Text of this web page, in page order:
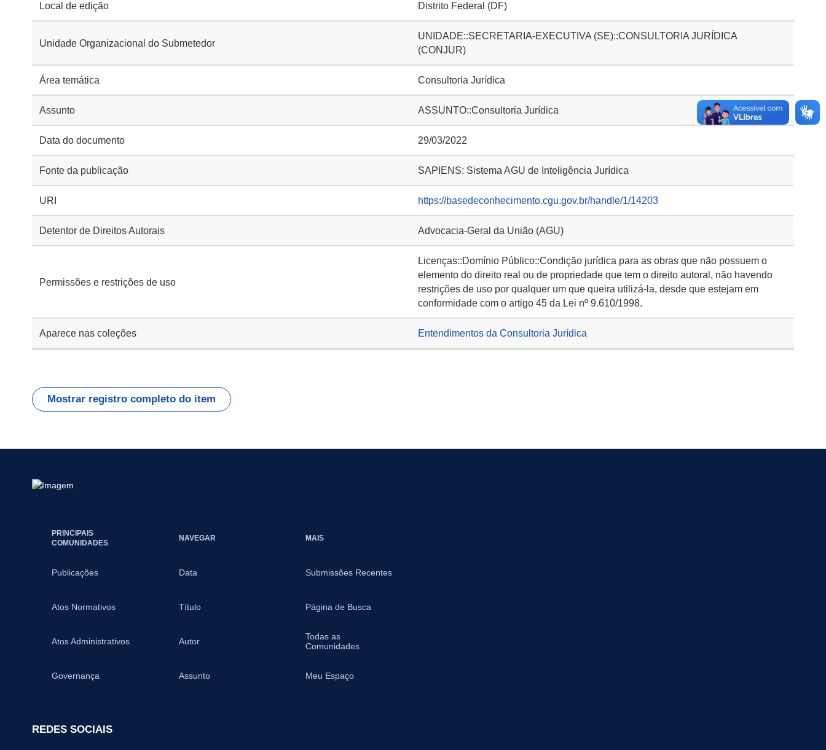
Local de edição Distrito Federal (DF)
Unidade Organizacional do Submetedor
UNIDADE::SECRETARIA-EXECUTIVA (SE)::CONSULTORIA JURÍDICA
(CONJUR)
Área temática Consultoria Jurídica
Assunto ASSUNTO::Consultoria Jurídica
Data do documento 29/03/2022
Fonte da publicação SAPIENS: Sistema AGU de Inteligência Jurídica
URI https://basedeconhecimento.cgu.gov.br/handle/1/14203
Detentor de Direitos Autorais Advocacia-Geral da União (AGU)
Permissões e restrições de uso
Licenças::Domínio Público::Condição jurídica para as obras que não possuem o
elemento do direito real ou de propriedade que tem o direito autoral, não havendo
restrições de uso por qualquer um que queira utilizá-la, desde que estejam em
conformidade com o artigo 45 da Lei nº 9.610/1998.
Aparece nas coleções Entendimentos da Consultoria Jurídica
Mostrar registro completo do item
PRINCIPAIS
COMUNIDADES
Publicações
Atos Normativos
Atos Administrativos
Governança
NAVEGAR
Data
Título
Autor
Assunto
MAIS
Submissões Recentes
Página de Busca
Todas as
Comunidades
Meu Espaço
REDES SOCIAIS